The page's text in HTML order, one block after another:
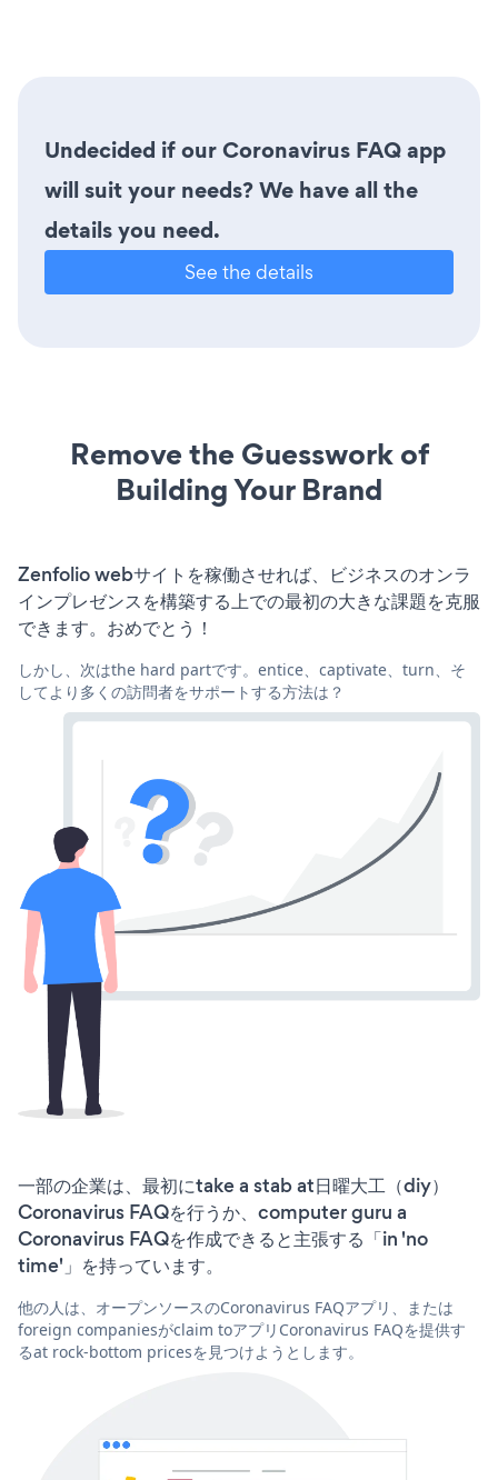
Undecided if our Coronavirus FAQ app
will suit your needs? We have all the
details you need.
See the details
Remove the Guesswork of
Building Your Brand
Zenfolio webサイトを稼働させれば、ビジネスのオンラ
インプレゼンスを構築する上での最初の大きな課題を克服
できます。おめでとう！
しかし、次はthe hard partです。entice、captivate、turn、そ
してより多くの訪問者をサポートする方法は？
一部の企業は、最初にtake a stab at日曜大工（diy）
Coronavirus FAQを行うか、computer guru a
Coronavirus FAQを作成できると主張する「in 'no
time'」を持っています。
他の人は、オープンソースのCoronavirus FAQアプリ、または
foreign companiesがclaim toアプリCoronavirus FAQを提供す
るat rock-bottom pricesを見つけようとします。